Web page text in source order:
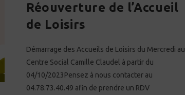
Réouverture de l’Accueil
de Loisirs
Démarrage des Accueils de Loisirs du Mercredi au
Centre Social Camille Claudel à partir du
04/10/2023Pensez à nous contacter au
04.78.73.40.49 afin de prendre un RDV